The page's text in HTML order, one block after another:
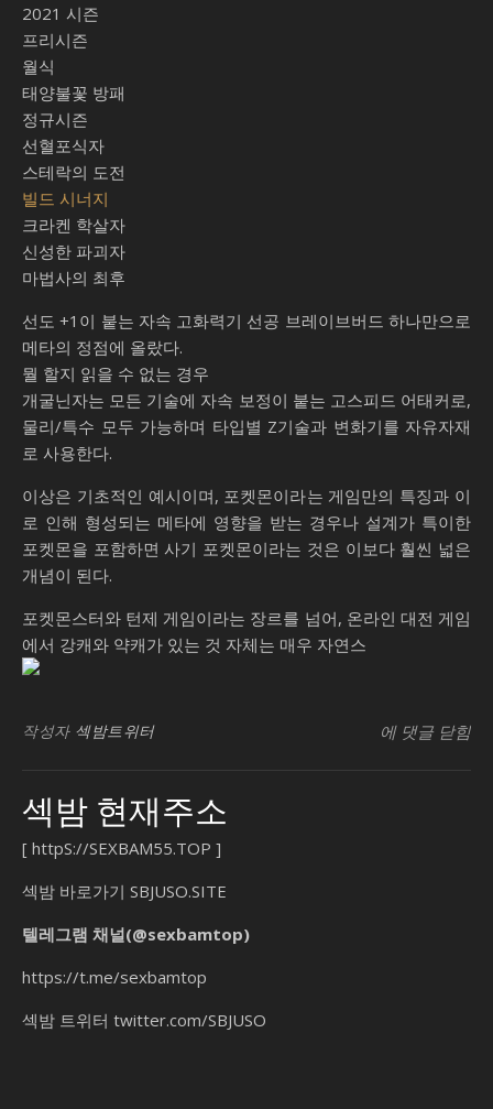
2021 시즌
프리시즌
월식
태양불꽃 방패
정규시즌
선혈포식자
스테락의 도전
빌드 시너지
크라켄 학살자
신성한 파괴자
마법사의 최후
선도 +1이 붙는 자속 고화력기 선공 브레이브버드 하나만으로
메타의 정점에 올랐다.
뭘 할지 읽을 수 없는 경우
개굴닌자는 모든 기술에 자속 보정이 붙는 고스피드 어태커로,
물리/특수 모두 가능하며 타입별 Z기술과 변화기를 자유자재
로 사용한다.
이상은 기초적인 예시이며, 포켓몬이라는 게임만의 특징과 이
로 인해 형성되는 메타에 영향을 받는 경우나 설계가 특이한
포켓몬을 포함하면 사기 포켓몬이라는 것은 이보다 훨씬 넓은
개념이 된다.
포켓몬스터와 턴제 게임이라는 장르를 넘어, 온라인 대전 게임
에서 강캐와 약캐가 있는 것 자체는 매우 자연스
빈
조
백
나
는
수
요
칭
작성자 섹밤트위터 SB유흥지원센
에 댓글 닫힘
섹밤 현재주소
[ httpS://SEXBAM55.TOP ]
섹밤 바로가기 SBJUSO.SITE
텔레그램 채널(@sexbamtop)
https://t.me/sexbamtop
섹밤 트위터 twitter.com/SBJUSO